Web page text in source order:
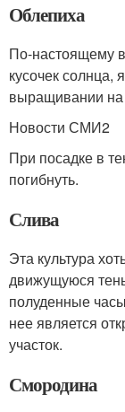
Облепиха
По-настоящему
кусочек солнца,
выращивании на
Новости СМИ2
При посадке в
погибнуть.
Слива
Эта культура
движущуюся
полуденные
нее является
участок.
Смородина